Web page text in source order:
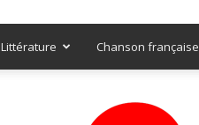
Littérature Chanson française